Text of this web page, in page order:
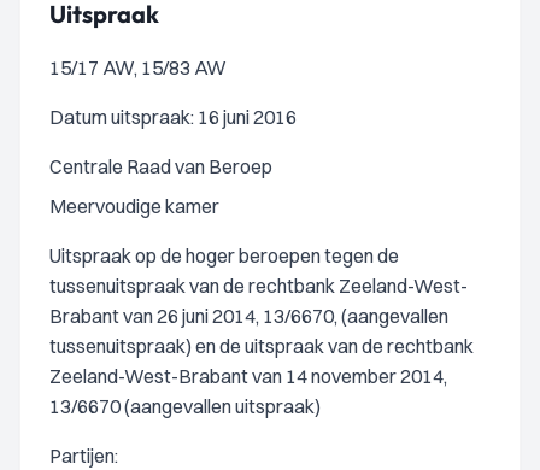
Uitspraak
15/17 AW, 15/83 AW
Datum uitspraak: 16 juni 2016
Centrale Raad van Beroep
Meervoudige kamer
Uitspraak op de hoger beroepen tegen de
tussenuitspraak van de rechtbank Zeeland-West-
Brabant van 26 juni 2014, 13/6670, (aangevallen
tussenuitspraak) en de uitspraak van de rechtbank
Zeeland-West-Brabant van 14 november 2014,
13/6670 (aangevallen uitspraak)
Partijen: